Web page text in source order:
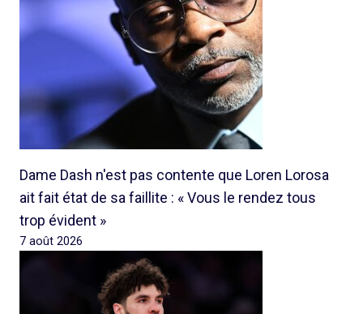
Dame Dash n'est pas contente que Loren Lorosa
ait fait état de sa faillite : « Vous le rendez tous
trop évident »
7 août 2026